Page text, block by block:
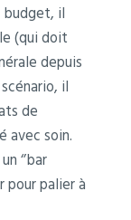
budget, il
(qui doit
depuis
il
de
avec soin.
‘’bar
pour palier à